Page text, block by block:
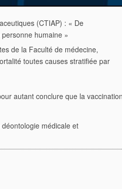
(CTIAP) : « De
humaine »
de la Faculté de médecine,
toutes causes stratifiée par
autant conclure que la
déontologie médicale et